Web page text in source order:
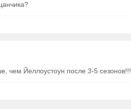
чем Йеллоустоун после 3-5 сезонов!!!